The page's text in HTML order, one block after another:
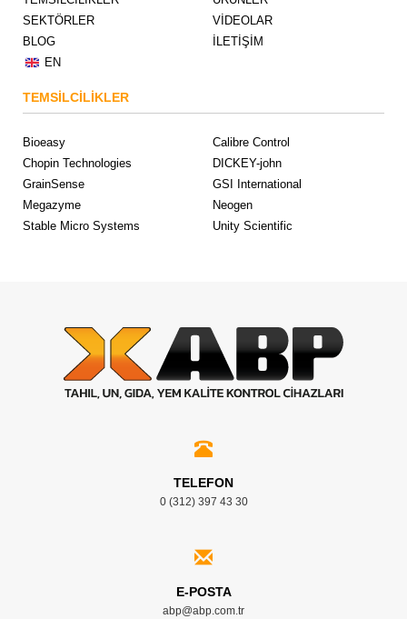
SEKTÖRLER
VİDEOLAR
BLOG
İLETİŞİM
EN
TEMSİLCİLİKLER
Bioeasy
Calibre Control
Chopin Technologies
DICKEY-john
GrainSense
GSI International
Megazyme
Neogen
Stable Micro Systems
Unity Scientific
TELEFON
0 (312) 397 43 30
E-POSTA
abp@abp.com.tr